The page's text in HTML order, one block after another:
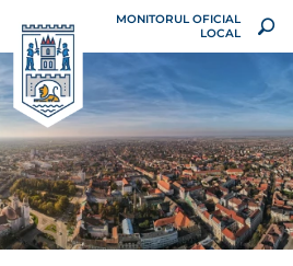
MONITORUL OFICIAL
LOCAL